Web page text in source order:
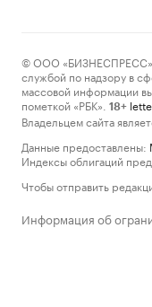
© ООО «БИЗНЕСПРЕСС»,
службой по надзору в
массовой информации
пометкой «РБК».
18+
Владельцем сайта
Данные предоставлены:
Индексы облигаций
Чтобы отправить
Информация об